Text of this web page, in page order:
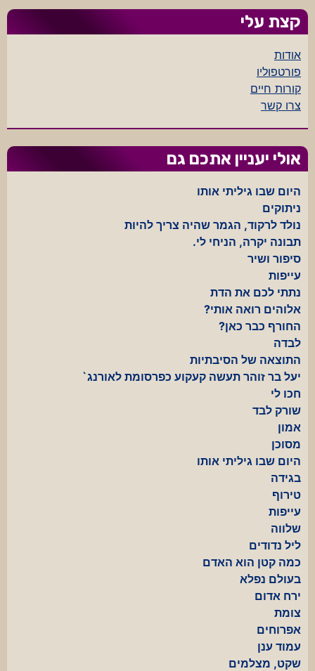
קצת עלי
אודות
פורטפוליו
קורות חיים
צרו קשר
אולי יעניין אתכם גם
היום שבו גיליתי אותו
ניתוקים
נולד לרקוד, הגמר שהיה צריך להיות
תבונה יקרה, הניחי לי.
סיפור ושיר
עייפות
נתתי לכם את הדת
אלוהים רואה אותי?
החורף כבר כאן?
לבדה
התוצאה של הסיבתיות
יעל בר זוהר תעשה קעקוע כפרסומת לאורנג`
חכו לי
שורק לבד
אמון
מסוכן
היום שבו גיליתי אותו
בגידה
טירוף
עייפות
שלווה
ליל נדודים
כמה קטן הוא האדם
בעולם נפלא
ירח אדום
צומת
אפרוחים
עמוד ענן
שקט, מצלמים